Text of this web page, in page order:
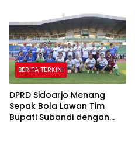
untuk Warga
BERITA TERKINI
DPRD Sidoarjo Menang
Sepak Bola Lawan Tim
Bupati Subandi dengan